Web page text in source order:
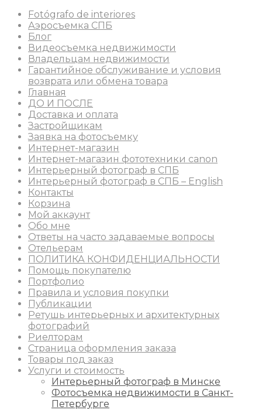
Fotógrafo de interiores
Аэросъемка СПБ
Блог
Видеосъемка недвижимости
Владельцам недвижимости
Гарантийное обслуживание и условия
возврата или обмена товара
Главная
ДО И ПОСЛЕ
Доставка и оплата
Застройщикам
Заявка на фотосъемку
Интернет-магазин
Интернет-магазин фототехники canon
Интерьерный фотограф в СПБ
Интерьерный фотограф в СПБ – English
Контакты
Корзина
Мой аккаунт
Обо мне
Ответы на часто задаваемые вопросы
Отельерам
ПОЛИТИКА КОНФИДЕНЦИАЛЬНОСТИ
Помощь покупателю
Портфолио
Правила и условия покупки
Публикации
Ретушь интерьерных и архитектурных
фотографий
Риелторам
Страница оформления заказа
Товары под заказ
Услуги и стоимость
Интерьерный фотограф в Минске
Фотосъемка недвижимости в Санкт-
Петербурге